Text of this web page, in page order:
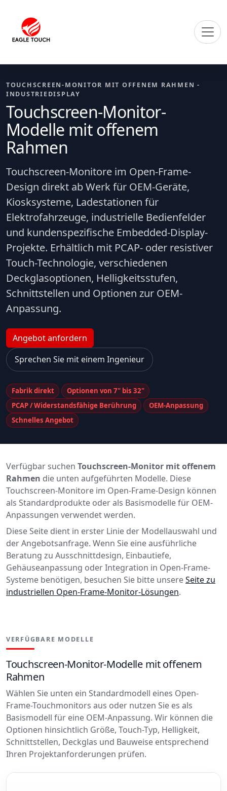
TOUCHSCREEN-MONITOR MIT OFFENEM RAHMEN -
INDUSTRIEDISPLAY
Touchscreen-Monitor-
Modelle mit offenem
Rahmen
Touchscreen-Monitore im Open-Frame-
Design direkt ab Werk für OEM-Geräte,
Kiosksysteme, Ladestationen für
Elektrofahrzeuge, industrielle Bedienfelder
und kundenspezifische Embedded-Display-
Projekte. Erhältlich mit PCAP- oder resistiver
Touch-Technologie, verschiedenen
Deckglasoptionen, Helligkeitsstufen,
Schnittstellen und Optionen zur OEM-
Anpassung.
Angebot anfordern
Sprechen Sie mit einem Ingenieur
Fabrik direkt
Optionen von 7" bis 32"
PCAP / Widerstandsfähige Berührung
OEM-Anpassung
Schnelles Angebot
Verfügbar suchen Touchscreen-Monitor mit offenem
Rahmen die unten aufgeführten Modelle. Diese
Touchscreen-Monitore im Open-Frame-Design können
als Standardprodukte oder als Basismodelle für OEM-
Anpassungen verwendet werden.
Diese Seite dient in erster Linie der Modellauswahl und
der Angebotsanfrage. Wenn Sie eine ausführliche
Beratung zu Ausschnittdesign, Einbautiefe,
Gehäuseanpassung oder Integration in Open-Frame-
Systeme benötigen, besuchen Sie bitte unsereSeite zu
industriellen Open-Frame-Monitor-Lösungen.
VERFÜGBARE MODELLE
Touchscreen-Monitor-Modelle mit offenem
Rahmen
Wählen Sie unten ein Standardmodell eines Open-
Frame-Touchmonitors aus oder nutzen Sie es als
Basismodell für eine OEM-Anpassung. Wir können die
Optionen hinsichtlich Größe, Touch-Typ, Helligkeit,
Schnittstellen, Deckglas und Bauweise entsprechend
Ihren Projektanforderungen prüfen.